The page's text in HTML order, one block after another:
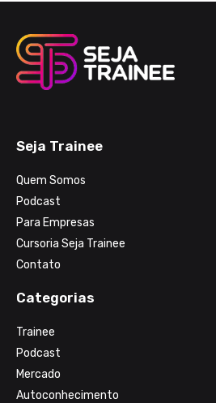
Seja Trainee
Quem Somos
Podcast
Para Empresas
Cursoria Seja Trainee
Contato
Categorias
Trainee
Podcast
Mercado
Autoconhecimento